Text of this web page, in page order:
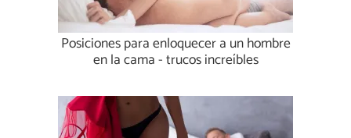
Posiciones para enloquecer a un hombre
en la cama - trucos increíbles